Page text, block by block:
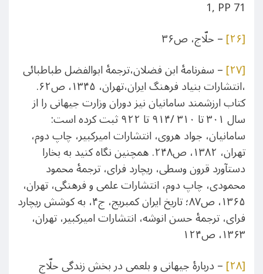
1, PP 71
[۲۶]
– حلّاج، ص۳۶
[۲۷]
– سفرنامۀ ابن فضلان،ترجمۀ ابوالفضل طباطبائی
،انتشارات بنیاد فرهنگ ایران،تهران، ۱۳۴۵، ص۶۲.
کتاب ارزشمند سامانیان نیز دوران وزارت جیهانی را از
سال ۳۰۱ تا ۳۱۰ /۹۱۴ تا ۹۲۲ ثبت کرده است:
سامانیان، جواد هروی، انتشارات امیرکبیر، چاپ دوم،
تهران، ۱۳۸۲، ص۲۴۸. همچنین نگاه کنید به بخارا
دستآورد قرون وسطی، ریچارد فرای، ترجمۀ محمود
محمودی، چاپ دوم، انتشارات علمی و فرهنگی، تهران،
۱۳۶۵، ص۸۷؛ تاریخ ایران کمبریج، ج۴، به کوشش ریچارد
فرای، ترجمۀ حسن انوشه، انتشارات امیرکبیر، تهران،
۱۳۶۳، ص۱۲۴
[۲۸]
– دربارۀ جیهانی و بلعمی در بخش زندگی حلّاج